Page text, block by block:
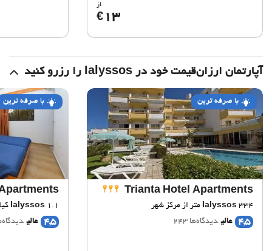
از
€ 13
آپارتمان ارزان‌قیمت خود در Ialyssos را رزرو کنید
با صرفه ترین
Trianta Hotel Apartments
Ialyssos 334 متر از مرکز شهر
4,5 عالی دیدگاه‌ها 243
با صرفه ترین
Ialyssos 1.1 کیلومتر از مرکز شهر
4,5 عالی دیدگاه‌ها